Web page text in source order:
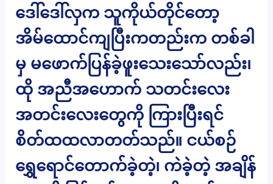
ဒေါ်ဒေါ်လှက သူကိုယ်တိုင်တော့
အိမ်ထောင်ကျပြီးကတည်းက တစ်ခါ
မှ မဖောက်ပြန်ခဲ့ဖူးသေးသော်လည်း၊
ထို အညီအဟောက် သတင်းလေး
အတင်းလေးတွေကို ကြားပြီးရင်
စိတ်ထထလာတတ်သည်။ ငယ်စဉ်
ရွှေရောင်တောက်ခဲ့တဲ့၊ ကဲခဲ့တဲ့ အချိန်